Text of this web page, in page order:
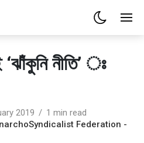
‘ঝাঁকুনি নীতি’ ঃ
2019
1 min read
Federation -